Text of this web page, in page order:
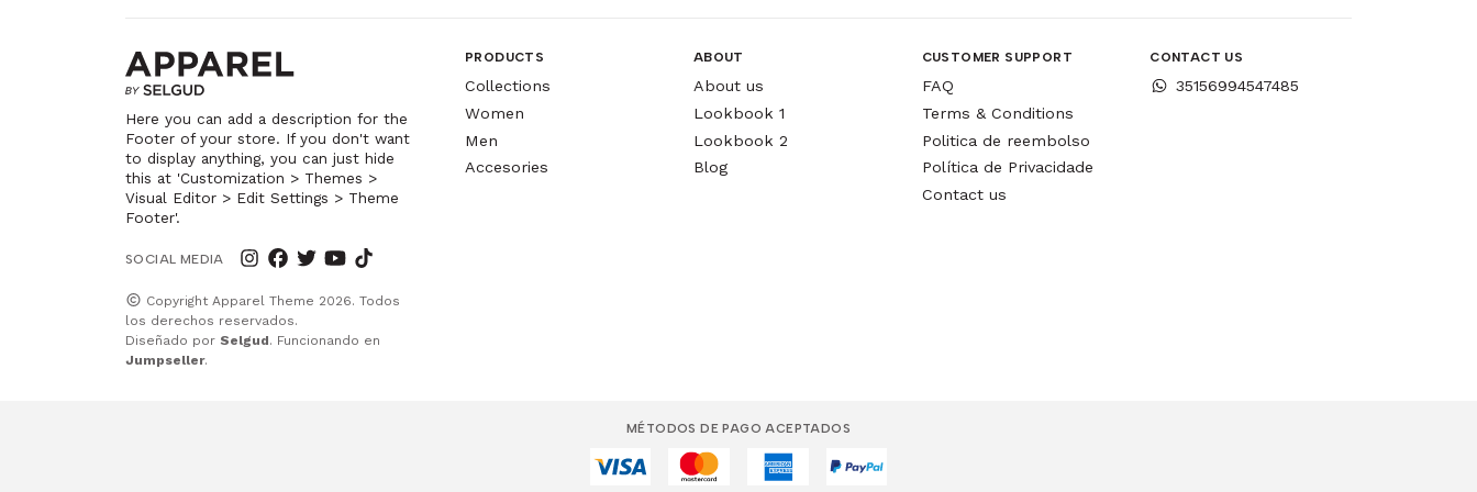
Here you can add a description for the
Footer of your store. If you don't want
to display anything, you can just hide
this at 'Customization > Themes >
Visual Editor > Edit Settings > Theme
Footer'.
SOCIAL MEDIA
Copyright Apparel Theme 2026. Todos
los derechos reservados.
Diseñado por Selgud. Funcionando en
Jumpseller.
PRODUCTS
Collections
Women
Men
Accesories
ABOUT
About us
Lookbook 1
Lookbook 2
Blog
CUSTOMER SUPPORT
FAQ
Terms & Conditions
Politica de reembolso
Política de Privacidade
Contact us
CONTACT US
35156994547485
MÉTODOS DE PAGO ACEPTADOS